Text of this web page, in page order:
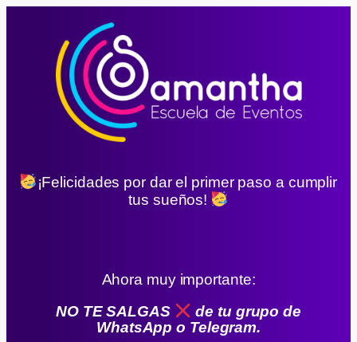
¡Felicidades por dar el primer paso a cumplir
tus sueños!
Ahora muy importante:
NO TE SALGAS
de tu grupo de
WhatsApp o Telegram.